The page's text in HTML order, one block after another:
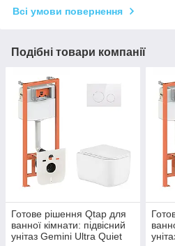
Всі умови повернення
Подібні товари компанії
Готове рішення Qtap для
ванної кімнати: підвісний
унітаз Gemini Ultra Quiet